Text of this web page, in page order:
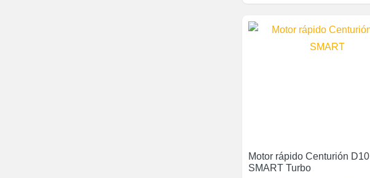
Motor rápido Centurión D10
SMART Turbo